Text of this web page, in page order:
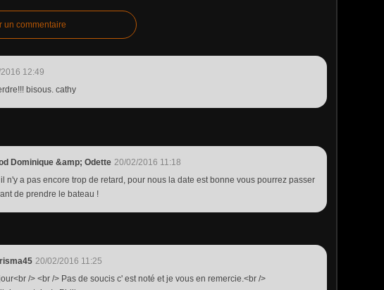
un commentaire
12:49
bisous. cathy
Dominique &amp; Odette 20/02/2016 11:18
n'y a pas encore trop de retard, pour nous la date est bonne vous pourrez passer
de prendre le bateau !
20/02/2016 11:25
/> <br /> Pas de soucis c' est noté et je vous en remercie.<br />